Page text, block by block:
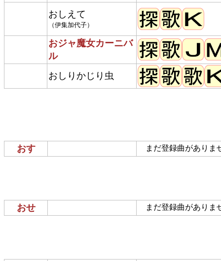
おしえて
（伊集加代子）
おジャ魔女カーニバ
ル
おしりかじり虫
おす まだ登録曲がありま
おせ まだ登録曲がありま